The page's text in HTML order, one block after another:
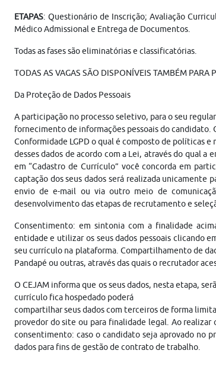
ETAPAS: Questionário de Inscrição; Avaliação
Médico Admissional e Entrega de Documentos.
Todas as fases são eliminatórias e classificatórias.
TODAS AS VAGAS SÃO DISPONÍVEIS TAMBÉM PARA
Da Proteção de Dados Pessoais
A participação no processo seletivo, para o seu
fornecimento de informações pessoais do candidato.
Conformidade LGPD o qual é composto de políticas
desses dados de acordo com a Lei, através do qual
em “Cadastro de Currículo” você concorda em
captação dos seus dados será realizada
envio de e-mail ou via outro meio de
desenvolvimento das etapas de recrutamento e
Consentimento: em sintonia com a finalidade
entidade e utilizar os seus dados pessoais clicando
seu currículo na plataforma. Compartilhamento de
Pandapé ou outras, através das quais o recrutador
O CEJAM informa que os seus dados, nesta etapa,
currículo fica hospedado poderá
compartilhar seus dados com terceiros de forma
provedor do site ou para finalidade legal. Ao
consentimento: caso o candidato seja aprovado no
dados para fins de gestão de contrato de trabalho.